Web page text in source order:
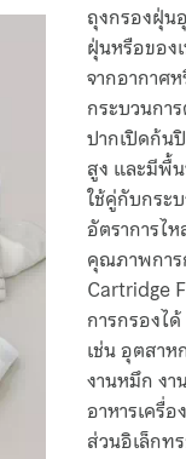
ถุงกรองฝุ่น
ฝุ่นหรือของ
จากอากาศ
กระบวนกา
ปากเปิดก้น
สูง และมีพื้
ใช้คู่กับกระ
อัตราการไ
คุณภาพการ
Cartridge
การกรองไ
เช่น อุตสาห
งานหมึก งา
อาหารเครื่
ส่วนอิเล็กท